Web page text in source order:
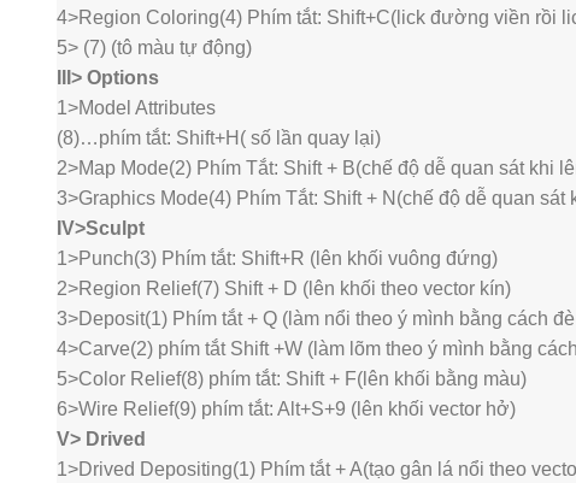
4>Region Coloring(4) Phím tắt: Shift+C(lick đường viền rồi
5> (7) (tô màu tự động)
III> Options
1>Model Attributes
(8)…phím tắt: Shift+H( số lần quay lại)
2>Map Mode(2) Phím Tắt: Shift + B(chế độ dễ quan sát khi
3>Graphics Mode(4) Phím Tắt: Shift + N(chế độ dễ quan sát
IV>Sculpt
1>Punch(3) Phím tắt: Shift+R (lên khối vuông đứng)
2>Region Relief(7) Shift + D (lên khối theo vector kín)
3>Deposit(1) Phím tắt + Q (làm nổi theo ý mình bằng cách
4>Carve(2) phím tắt Shift +W (làm lõm theo ý mình bằng
5>Color Relief(8) phím tắt: Shift + F(lên khối bằng màu)
6>Wire Relief(9) phím tắt: Alt+S+9 (lên khối vector hở)
V> Drived
1>Drived Depositing(1) Phím tắt + A(tạo gân lá nổi theo